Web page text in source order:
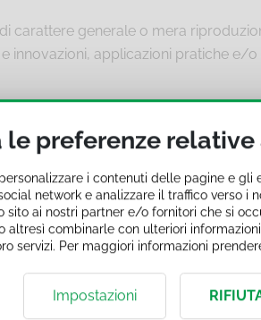
carattere generale o mera
innovazioni, applicazioni pratiche
in azienda;
le Province Autonome, Accordo n.
6.
le preferenze relative
i contenuti delle pagine e gli
network e analizzare il traffico verso i
sito ai nostri partner e/o fornitori che si
altresì combinarle con ulteriori
servizi. Per maggiori informazioni
Impostazioni